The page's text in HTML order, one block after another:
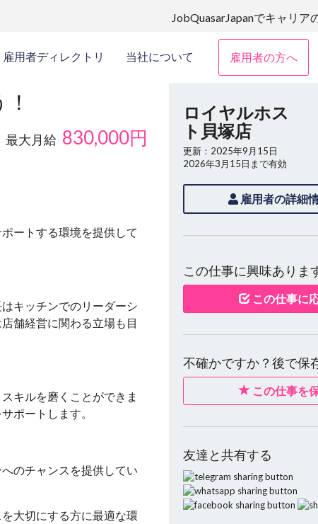
JobQuasarJapanでキャリア
雇用者ディレクトリ 当社について 雇用者の方へ
最大月給 830,000円
ートする環境を提供して
キッチンでのリーダーシ
舗経営に関わる立場も目
キルを磨くことができま
ポートします。
のチャンスを提供してい
大切にする方に最適な環
ロイヤルホス
ト貝塚店
更新：2025年9月15日
2026年3月15日まで有効
雇用者の詳細
この仕事に興味ありま
この仕事に
不確かですか？後で保
この仕事を
友達と共有する